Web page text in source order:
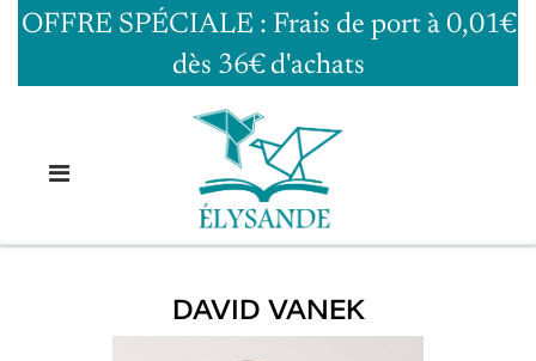
OFFRE SPÉCIALE : Frais de port à 0,01€
dès 36€ d'achats
DAVID VANEK